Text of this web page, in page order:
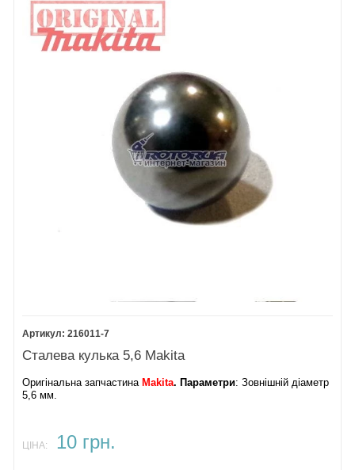
216011-7
Сталева кулька 5,6 Makita
Оригінальна запчастина Makita. Параметри: Зовнішній діаметр
5,6 мм.
ЦІНА: 10 грн.